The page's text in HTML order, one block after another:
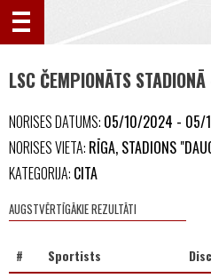
LSC ČEMPIONĀTS
NORISES DATUMS: 05/10/2024 - 05/
NORISES VIETA: RĪGA, STADIONS
KATEGORIJA: CITA
AUGSTVĒRTĪGĀKIE REZULTĀTI
# Sportists